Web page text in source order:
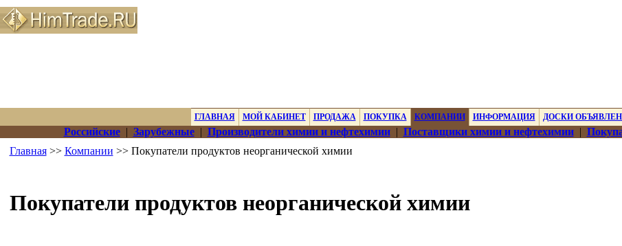
ГЛАВНАЯ МОЙ КАБИНЕТ ПРОДАЖА ПОКУПКА КОМПАНИИ ИНФОРМАЦИЯ ДОСКИ
Российские| Зарубежные| Производители химии и нефтехимии| Поставщики химии и нефтехимии|
Главная>> Компании >> Покупатели продуктов неорганической химии
Покупатели продуктов неорганической химии